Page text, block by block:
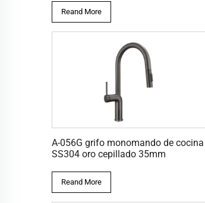
Reand More
A-056G grifo monomando de cocina
SS304 oro cepillado 35mm
Reand More
de latón
la pared para
del
Caño montado en la pared
directo del acero inoxidable
304 del OEM de la fábrica
para el grifo mezclador del